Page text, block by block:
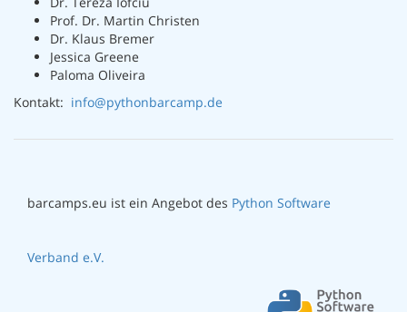
Prof. Dr. Martin Christen
Dr. Klaus Bremer
Jessica Greene
Paloma Oliveira
Kontakt: info@pythonbarcamp.de
barcamps.eu ist ein Angebot des Python Software
Verband e.V.